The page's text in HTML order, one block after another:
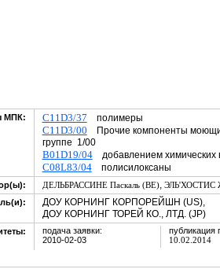
МПК: C11D3/37 полимеры
C11D3/00 Прочие компоненты
группе 1/00
B01D19/04добавлением
C08L83/04полисилоксаны
ДЕЛЬБРАССИНЕ Паскаль (BE), ЭЛЬ'ХОСТИС
ДОУ КОРНИНГ КОРПОРЕЙШН (US),
ДОУ КОРНИНГ ТОРЕЙ КО., ЛТД. (JP)
подача заявки:
2010-02-03
публикация
10.02.2014